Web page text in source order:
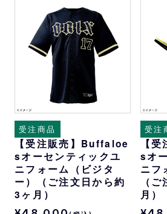
受注商品
【受注販売】Buffaloe
sオーセンティックユ
ニフォーム（ビジタ
ー）（ご注文日から約
3ヶ月）
受注
【
sオ
ニフ
（
月）